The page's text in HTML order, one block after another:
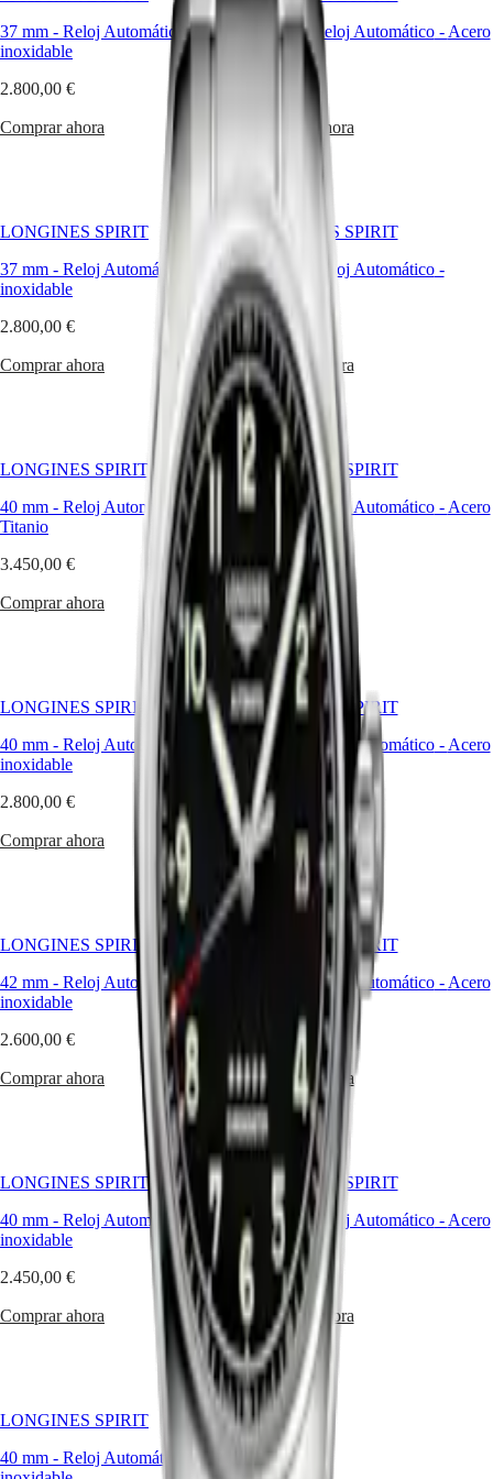
Master
COLLECTION
COLLECTION
CHRONOGRAPH
THE
MASTER
CONQUEST
CLASSIC
CONQUEST
CHRONOGRAPH
HYDROCONQUEST
HYDROCONQUEST
GMT
Spirit
LONGINES
SPIRIT
LONGINES
LONGINES
SPIRIT
FLYBACK
LONGINES
CHRONOGRAPH
LONGINES
SPIRIT
LONGINES
PILOT
FLYBACK
Elegance
DOLCEVITA
LONGINES
DOLCEVITA
LONGINES
PRIMALUNA
FLAGSHIP
CLASSIC
EVIDENZA
RECORD
ELEGANT
COLLECTION
GRANDE
CLASSIQUE
LONGINES
DIVER
CHRON
South
Africa
América
Canada
United
Asia-
中
국
Hong
Kong
SAR
(En)
港
區
( Zh)
India
本
門
政
Malaysia
Singapore
台
地
Belgique
(Fr)
(Nl)
Finland
Ελλάδα
Italia
todo
el
mundo
en
sus
por
La
colección
Longines
Spirit
revive
el
pionero
hombres
y
mujeres
extraordinarios
a
superarse,
nuevas
lo
imposible.
Estos
relojes
de
aviador
una
líneas
depuradas
y
detalles
refinados.
Los
Longines
historia
y
la
innovación,
retoman
las
tradicionales
aviador
y
las
combinan
37 mm - Reloj Automático -
Acero
inoxidable
2.800,00 €
Comprar ahora
37 mm
- Reloj Automático- Acero
inoxidable
2.800,00 €
Comprar ahora
LONGINES SPIRIT
37 mm - Reloj Automático
Acero
inoxidable
2.800,00 €
Comprar ahora
LONGINES SPIRIT
42 mm
Reloj Automático-
Titanio
3.600,00 €
Comprar ahora
LONGINES SPIRIT
40 mm - Reloj Automático-
Titanio
3.450,00 €
Comprar ahora
LONGINES SPIRIT
42 mm
-Reloj Automático- Acero
inoxidable
2.900,00 €
Comprar ahora
LONGINES SPIRIT
40 mm - Reloj Automático
Acero
inoxidable
2.800,00 €
Comprar ahora
LONGINES SPIRIT
42 mm
Reloj Automático- Acero
inoxidable
2.600,00 €
Comprar ahora
LONGINES SPIRIT
42 mm - Reloj Automático-Acero
inoxidable
2.600,00 €
Comprar ahora
LONGINES SPIRIT
Reloj Automático- Acero
inoxidable
2.600,00 €
Comprar ahora
LONGINES SPIRIT
40 mm - Reloj Automático- Acero
inoxidable
2.450,00 €
Comprar ahora
LONGINES SPIRIT
40 mm -Reloj Automático- Acero
inoxidable
2.450,00 €
Comprar ahora
LONGINES SPIRIT
40 mm - Reloj Automático -Acero